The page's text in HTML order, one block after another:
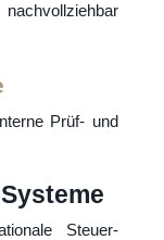
Prüf- und
Steuer-